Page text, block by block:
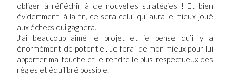
obliger à réfléchir à de nouvelles stratégies ! Et bien
évidemment, à la fin, ce sera celui qui aura le mieux joué
aux échecs qui gagnera.
J’ai beaucoup aimé le projet et je pense qu’il y a
énormément de potentiel. Je ferai de mon mieux pour lui
apporter ma touche et le rendre le plus respectueux des
règles et équilibré possible.